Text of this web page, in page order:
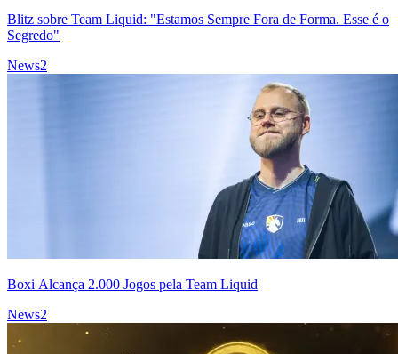
Blitz sobre Team Liquid: "Estamos Sempre Fora de Forma. Esse é o
Segredo"
News2
Boxi Alcança 2.000 Jogos pela Team Liquid
News2